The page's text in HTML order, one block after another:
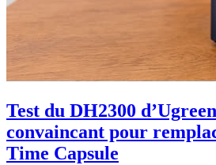
Test du DH2300
convaincant pour
Time Capsule